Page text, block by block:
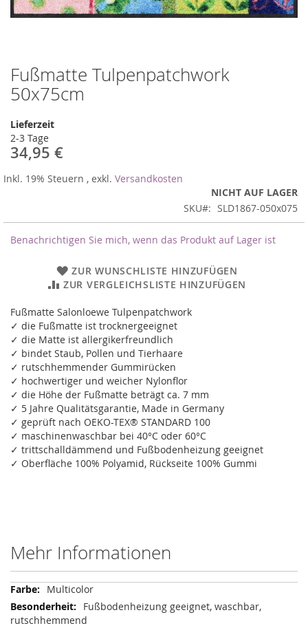
Fußmatte Tulpenpatchwork
50x75cm
Lieferzeit
2-3 Tage
34,95 €
Inkl. 19% Steuern , exkl. Versandkosten
NICHT AUF LAGER
SKU
SLD1867-050x075
Benachrichtigen Sie mich, wenn das Produkt auf Lager ist
ZUR WUNSCHLISTE HINZUFÜGEN
ZUR VERGLEICHSLISTE HINZUFÜGEN
Fußmatte Salonloewe Tulpenpatchwork
✓ die Fußmatte ist trocknergeeignet
✓ die Matte ist allergikerfreundlich
✓ bindet Staub, Pollen und Tierhaare
✓ rutschhemmender Gummirücken
✓ hochwertiger und weicher Nylonflor
✓ die Höhe der Fußmatte beträgt ca. 7 mm
✓ 5 Jahre Qualitätsgarantie, Made in Germany
✓ geprüft nach OEKO-TEX® STANDARD 100
✓ maschinenwaschbar bei 40°C oder 60°C
✓ trittschalldämmend und Fußbodenheizung geeignet
✓ Oberfläche 100% Polyamid, Rückseite 100% Gummi
Zum
Anfang
der
springen
Mehr Informationen
Mehr
Informationen
Multicolor
Fußbodenheizung geeignet, waschbar,
rutschhemmend